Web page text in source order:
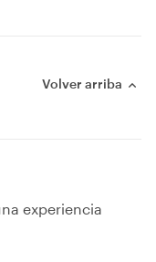
Volver arriba
experiencia